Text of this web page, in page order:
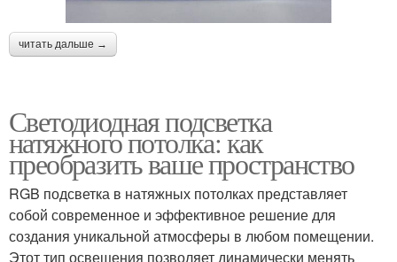
читать дальше →
Светодиодная подсветка
натяжного потолка: как
преобразить ваше пространство
RGB подсветка в натяжных потолках представляет
собой современное и эффективное решение для
создания уникальной атмосферы в любом помещении.
Этот тип освещения позволяет динамически менять